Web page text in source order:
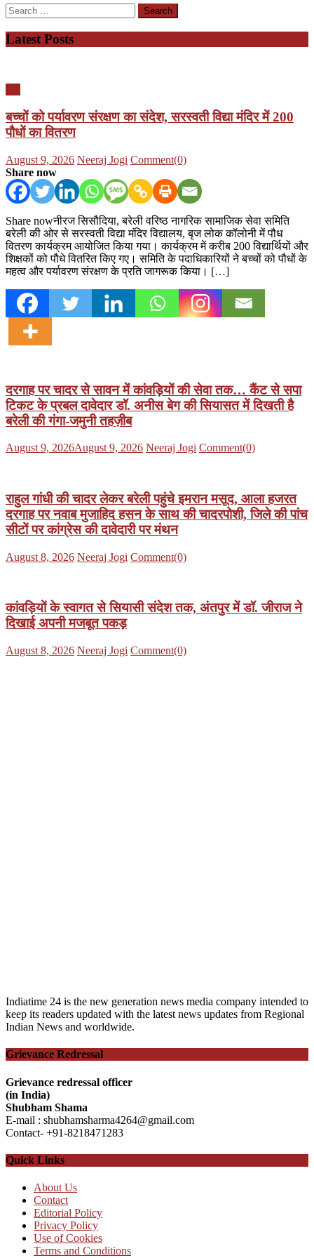
Search
for:
Latest Posts
बच्चों को पर्यावरण संरक्षण का संदेश, सरस्वती विद्या मंदिर में 200
पौधों का वितरण
Posted
on
August 9, 2026 Author
Neeraj Jogi Comment(0)
Share now
Share nowनीरज सिसौदिया, बरेली वरिष्ठ नागरिक सामाजिक सेवा समिति
बरेली की ओर से सरस्वती विद्या मंदिर विद्यालय, बृज लोक कॉलोनी में पौध
वितरण कार्यक्रम आयोजित किया गया। कार्यक्रम में करीब 200 विद्यार्थियों और
शिक्षकों को पौधे वितरित किए गए। समिति के पदाधिकारियों ने बच्चों को पौधों के
महत्व और पर्यावरण संरक्षण के प्रति जागरूक किया। […]
दरगाह पर चादर से सावन में कांवड़ियों की सेवा तक… कैंट से सपा
टिकट के प्रबल दावेदार डॉ. अनीस बेग की सियासत में दिखती है
बरेली की गंगा-जमुनी तहज़ीब
Posted
August 9, 2026August 9, 2026 Author
Neeraj Jogi Comment(0)
राहुल गांधी की चादर लेकर बरेली पहुंचे इमरान मसूद, आला हजरत
दरगाह पर नवाब मुजाहिद हसन के साथ की चादरपोशी, जिले की पांच
सीटों पर कांग्रेस की दावेदारी पर मंथन
Posted
August 8, 2026 Author
Neeraj Jogi Comment(0)
कांवड़ियों के स्वागत से सियासी संदेश तक, अंतपुर में डॉ. जीराज ने
दिखाई अपनी मजबूत पकड़
Posted
August 8, 2026 Author
Neeraj Jogi Comment(0)
Indiatime 24 is the new generation news media company intended to
keep its readers updated with the latest news updates from Regional
Indian News and worldwide.
Grievance Redressal
Grievance redressal officer
(in India)
Shubham Shama
E-mail : shubhamsharma4264@gmail.com
Contact- +91-8218471283
Quick Links
About Us
Contact
Editorial Policy
Privacy Policy
Use of Cookies
Terms and Conditions